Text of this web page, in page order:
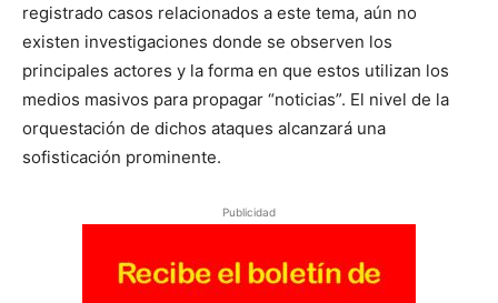
registrado casos relacionados a este tema, aún no
existen investigaciones donde se observen los
principales actores y la forma en que estos utilizan los
medios masivos para propagar “noticias”. El nivel de la
orquestación de dichos ataques alcanzará una
sofisticación prominente.
Publicidad